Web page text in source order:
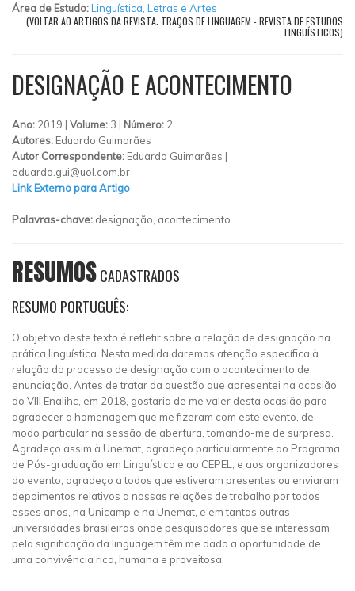
Área de Estudo:Linguística, Letras e Artes
(VOLTAR AO ARTIGOS DA REVISTA: TRAÇOS DE LINGUAGEM - REVISTA DE ESTUDOS
LINGUÍSTICOS)
DESIGNAÇÃO E ACONTECIMENTO
Ano: 2019 | Volume: 3 | Número: 2
Autores: Eduardo Guimarães
Autor Correspondente: Eduardo Guimarães |
eduardo.gui@uol.com.br
Link Externo para Artigo
Palavras-chave: designação, acontecimento
RESUMOSCADASTRADOS
RESUMO PORTUGUÊS:
O objetivo deste texto é refletir sobre a relação de designação na
prática linguística. Nesta medida daremos atenção específica à
relação do processo de designação com o acontecimento de
enunciação. Antes de tratar da questão que apresentei na ocasião
do VIII Enalihc, em 2018, gostaria de me valer desta ocasião para
agradecer a homenagem que me fizeram com este evento, de
modo particular na sessão de abertura, tomando-me de surpresa.
Agradeço assim à Unemat, agradeço particularmente ao Programa
de Pós-graduação em Linguística e ao CEPEL, e aos organizadores
do evento; agradeço a todos que estiveram presentes ou enviaram
depoimentos relativos a nossas relações de trabalho por todos
esses anos, na Unicamp e na Unemat, e em tantas outras
universidades brasileiras onde pesquisadores que se interessam
pela significação da linguagem têm me dado a oportunidade de
uma convivência rica, humana e proveitosa.